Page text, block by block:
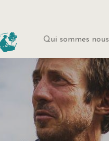
Qui sommes